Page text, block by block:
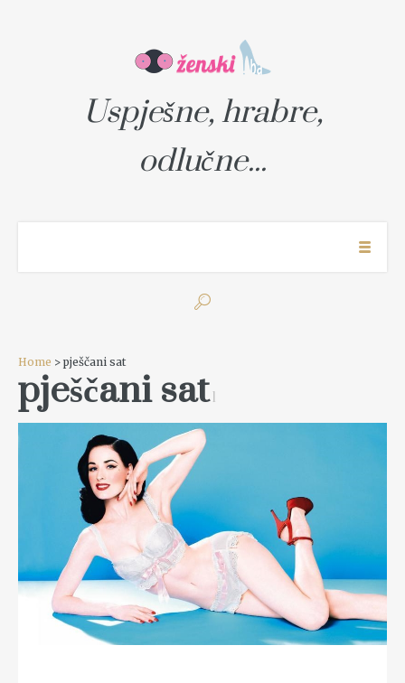
Uspješne, hrabre,
odlučne...
Home > pješčani sat
pješčani sat1
READ MORE